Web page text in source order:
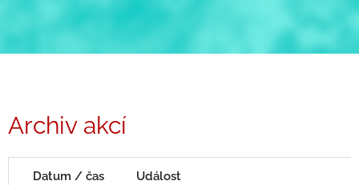
Archiv akcí
Datum / čas Událost